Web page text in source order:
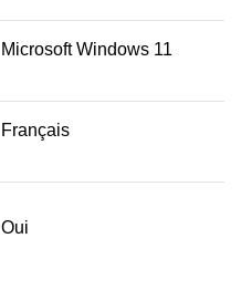
Microsoft Windows 11
Français
Oui